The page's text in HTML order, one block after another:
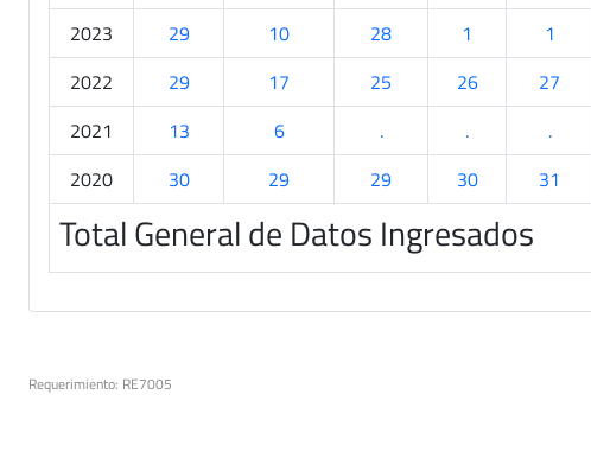
2023
29 10 28 1 1
2022
29 17 25 26 27
2021
13 6 . . .
2020
30 29 29 30 31
Total General de Datos Ingresados
Requerimiento: RE7005